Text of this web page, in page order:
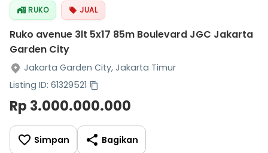
RUKO JUAL
Ruko avenue 3lt 5x17 85m Boulevard JGC Jakarta
Garden City
Jakarta Garden City, Jakarta Timur
Listing ID: 61329521
Rp 3.000.000.000
Simpan Bagikan